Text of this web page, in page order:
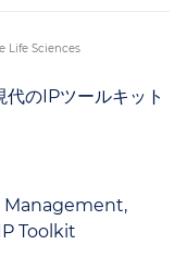
dei centri o la
problemi, in
Life Sciences
のIPツールキット
Management,
Toolkit